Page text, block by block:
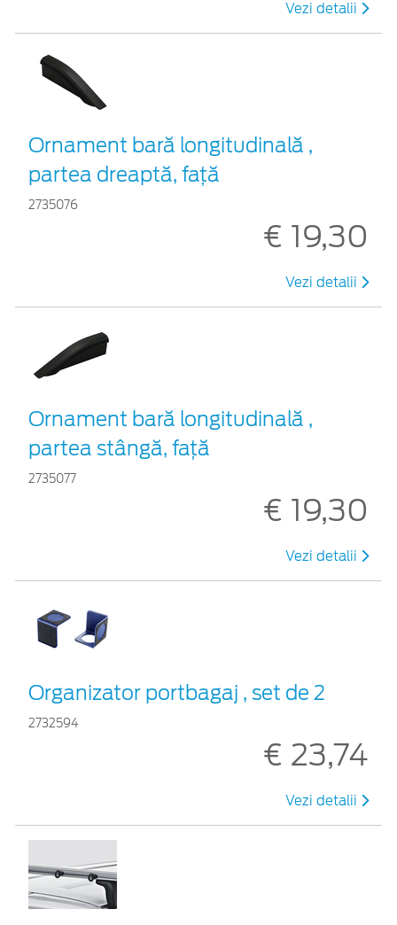
Vezi detalii
Ornament bară longitudinală ,
partea dreaptă, față
2735076
€ 19,30
Vezi detalii
Ornament bară longitudinală ,
partea stângă, față
2735077
€ 19,30
Vezi detalii
Organizator portbagaj , set de 2
2732594
€ 23,74
Vezi detalii